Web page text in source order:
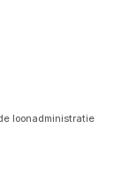
loonadministratie